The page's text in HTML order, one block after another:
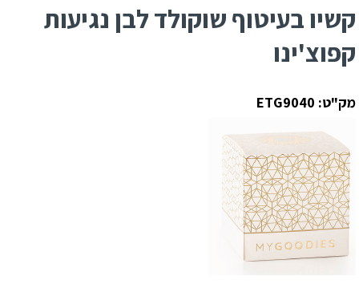
קשיו בעיטוף שוקולד לבן נגיעות
קפוצ'ינו
מק"ט: ETG9040